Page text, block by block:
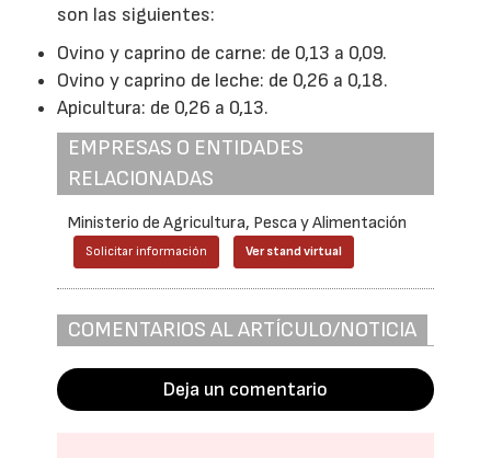
son las siguientes:
Ovino y caprino de carne: de 0,13 a 0,09.
Ovino y caprino de leche: de 0,26 a 0,18.
Apicultura: de 0,26 a 0,13.
EMPRESAS O ENTIDADES
RELACIONADAS
Ministerio de Agricultura, Pesca y Alimentación
Solicitar información Ver stand virtual
COMENTARIOS AL ARTÍCULO/NOTICIA
Deja un comentario